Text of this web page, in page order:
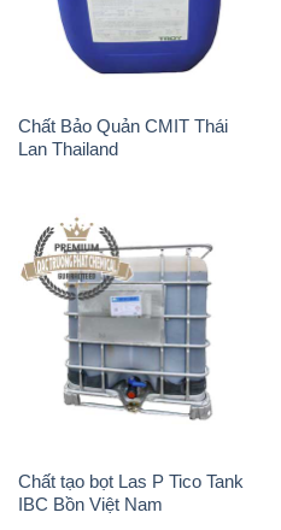
Chất Bảo Quản CMIT Thái
Lan Thailand
Chất tạo bọt Las P Tico Tank
IBC Bồn Việt Nam